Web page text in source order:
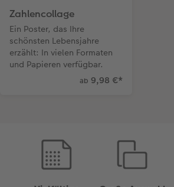
Zahlencollage
Ein Poster, das Ihre
schönsten Lebensjahre
erzählt: In vielen Formaten
und Papieren verfügbar.
ab 9,98 €*